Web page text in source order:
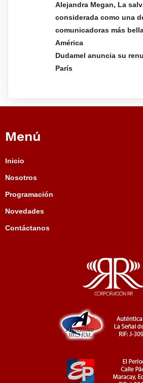
Alejandra Megan, La
considerada como una
comunicadoras más
América
Dudamel anuncia su
París
Menú
Inicio
Nosotros
Programación
Novedades
Contáctanos